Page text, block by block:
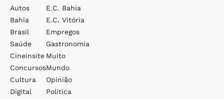
Autos
Bahia
Brasil
Saúde
Cineinsite
Concursos
Cultura
Digital
E.c. Bahia
E.c. Vitória
Empregos
Gastronomia
Muito
Mundo
Opinião
Política